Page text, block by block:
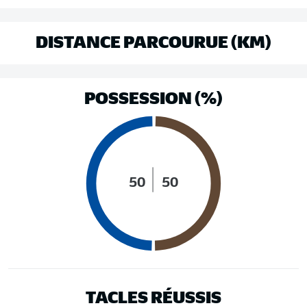
DISTANCE PARCOURUE (KM)
POSSESSION (%)
50 50
TACLES RÉUSSIS